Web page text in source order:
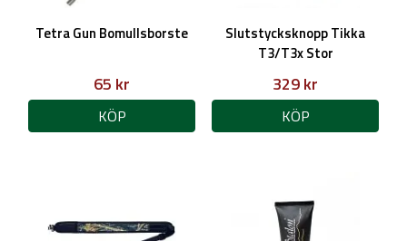
Tetra Gun Bomullsborste
65 kr
KÖP
Slutstycksknopp Tikka
T3/T3x Stor
329 kr
KÖP